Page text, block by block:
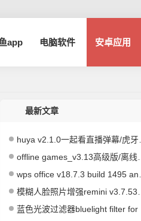
app 电脑软件 安卓应用
最新文章
huya v2.1.0一起看直播弹幕/虎牙抖音直播第三方tv版
offline games_v3.13高级版/离线小游戏合集
wps office v18.7.3 build 1495 android google play高级会员版
模糊人脸照片增强remini v3.7.533.202343617去广告增强版
蓝色光波过滤器bluelight filter for eye care v5.5.10 for android高级版